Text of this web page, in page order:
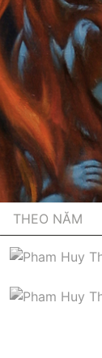
THEO NĂM